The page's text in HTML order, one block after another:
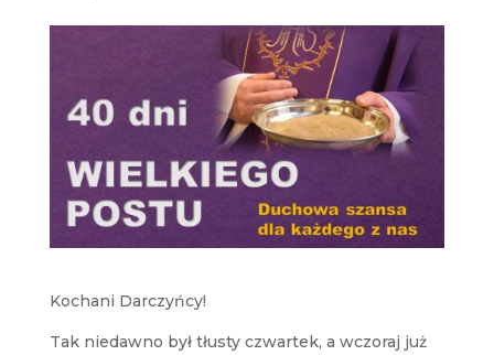
Kochani Darczyńcy!
Tak niedawno był tłusty czwartek, a wczoraj już